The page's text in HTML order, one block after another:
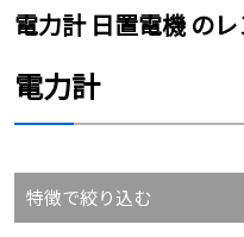
電力計 日置電機 の
電力計
特徴で絞り込む